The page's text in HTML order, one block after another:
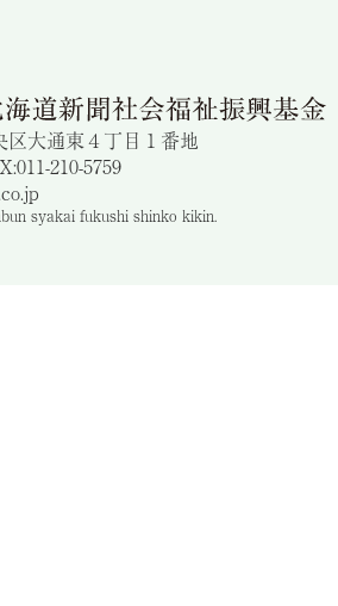
区大通東４丁目１番地
210-5759
syakai fukushi shinko kikin.